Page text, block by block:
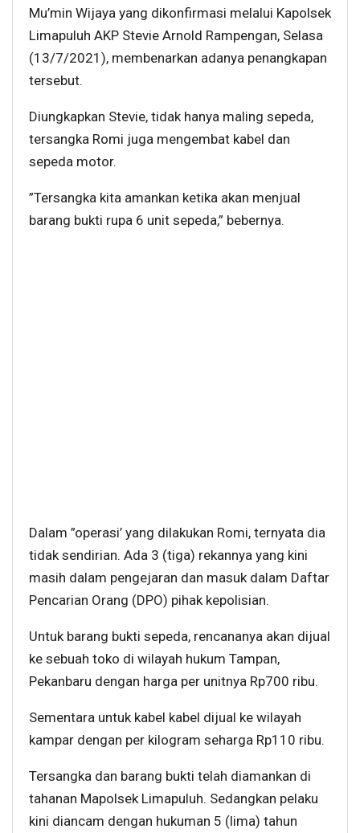
Mu’min Wijaya yang dikonfirmasi melalui Kapolsek
Limapuluh AKP Stevie Arnold Rampengan, Selasa
(13/7/2021), membenarkan adanya penangkapan
tersebut.
Diungkapkan Stevie, tidak hanya maling sepeda,
tersangka Romi juga mengembat kabel dan
sepeda motor.
”Tersangka kita amankan ketika akan menjual
barang bukti rupa 6 unit sepeda,” bebernya.
Dalam ”operasi’ yang dilakukan Romi, ternyata dia
tidak sendirian. Ada 3 (tiga) rekannya yang kini
masih dalam pengejaran dan masuk dalam Daftar
Pencarian Orang (DPO) pihak kepolisian.
Untuk barang bukti sepeda, rencananya akan dijual
ke sebuah toko di wilayah hukum Tampan,
Pekanbaru dengan harga per unitnya Rp700 ribu.
Sementara untuk kabel kabel dijual ke wilayah
kampar dengan per kilogram seharga Rp110 ribu.
Tersangka dan barang bukti telah diamankan di
tahanan Mapolsek Limapuluh. Sedangkan pelaku
kini diancam dengan hukuman 5 (lima) tahun